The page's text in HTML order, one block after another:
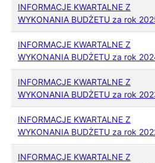
INFORMACJE KWARTALNE Z
WYKONANIA BUDŻETU za rok
INFORMACJE KWARTALNE Z
WYKONANIA BUDŻETU za rok
INFORMACJE KWARTALNE Z
WYKONANIA BUDŻETU za rok
INFORMACJE KWARTALNE Z
WYKONANIA BUDŻETU za rok
INFORMACJE KWARTALNE Z